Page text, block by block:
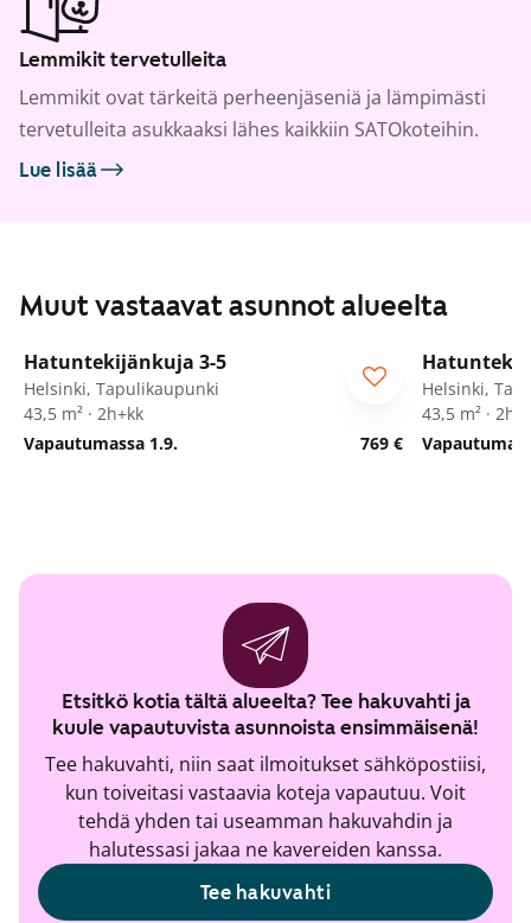
Lemmikit tervetulleita
Lemmikit ovat tärkeitä perheenjäseniä ja lämpimästi
tervetulleita asukkaaksi lähes kaikkiin SATOkoteihin.
Lue lisää
Muut vastaavat asunnot alueelta
Hatuntekijänkuja 3-5
Helsinki, Tapulikaupunki
43,5 m² · 2h+kk
Vapautumassa 1.9.
769 €
Helsinki,
43,5 m² ·
Etsitkö kotia tältä alueelta? Tee hakuvahti ja
kuule vapautuvista asunnoista ensimmäisenä!
Tee hakuvahti, niin saat ilmoitukset sähköpostiisi,
kun toiveitasi vastaavia koteja vapautuu. Voit
tehdä yhden tai useamman hakuvahdin ja
halutessasi jakaa ne kavereiden kanssa.
Tee hakuvahti